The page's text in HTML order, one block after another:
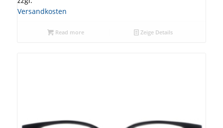
Versandkosten
Read more Zeige Details